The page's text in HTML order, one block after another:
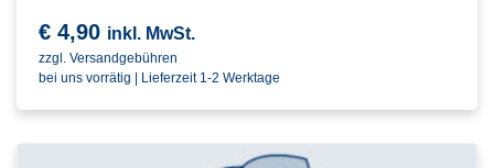
€ 4,90 inkl. MwSt.
zzgl. Versandgebühren
bei uns vorrätig | Lieferzeit 1-2 Werktage